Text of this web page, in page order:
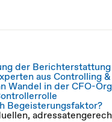
der Berichterstattung
aus Controlling
Wandel in der CFO-
Begeisterungsfaktor?